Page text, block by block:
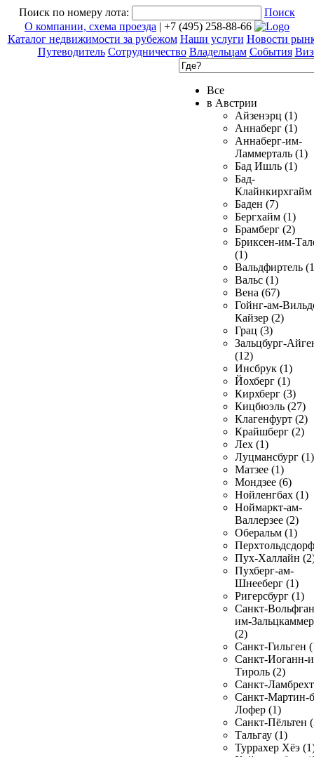
Поиск по номеру лота:
Поиск
О компании, схема проезда | +7 (495) 258-88-66
Каталог недвижимости за рубежом Наши услуги Новости
Путеводитель Сотрудничество Владельцам События
Все
в Австрии
Айзенэрц (1)
Аннаберг (1)
Аннаберг-им-
Ламмерталь (1)
Бад Ишль (1)
Бад-
Клайнкирхгайм
Баден (7)
Бергхайм (1)
Брамберг (2)
Бриксен-им-
(1)
Вальдфиртель
Вальс (1)
Вена (67)
Гойнг-ам-
Кайзер (2)
Грац (3)
Зальцбург-
(12)
Инсбрук (1)
Йохберг (1)
Кирхберг (3)
Кицбюэль (27)
Клагенфурт (2)
Крайшберг (2)
Лех (1)
Луцмансбург (1)
Матзее (1)
Мондзее (6)
Нойленгбах (1)
Ноймаркт-ам-
Валлерзее (2)
Оберальм (1)
Пух-Халлайн
Пухберг-ам-
Шнееберг (1)
Ригерсбург (1)
Санкт-
им-
(2)
Санкт-Гильген
Санкт-Иоганн-
Тироль (2)
Санкт-
Санкт-Мартин-
Лофер (1)
Санкт-Пёльтен
Тальгау (1)
Туррахер Хёэ